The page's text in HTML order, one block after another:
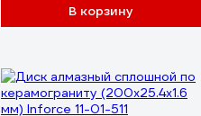
В корзину